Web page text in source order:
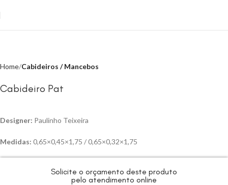
Home Cabideiros / Mancebos
Cabideiro Pat
Designer: Paulinho Teixeira
Medidas: 0,65×0,45×1,75 / 0,65×0,32×1,75
Solicite o orçamento deste produto
pelo atendimento online